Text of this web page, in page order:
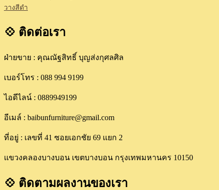
วางสีดำ
💠 ติดต่อเรา
ฝ่ายขาย : คุณณัฐสิทธิ์ บุญส่งกุศลศิล
เบอร์โทร : 088 994 9199
ไอดีไลน์ : 0889949199
อีเมล์ : baibunfurniture@gmail.com
ที่อยู่ : เลขที่ 41 ซอยเอกชัย 69 แยก 2
แขวงคลองบางบอน เขตบางบอน กรุงเทพมหานคร 10150
💠 ติดตามผลงานของเรา